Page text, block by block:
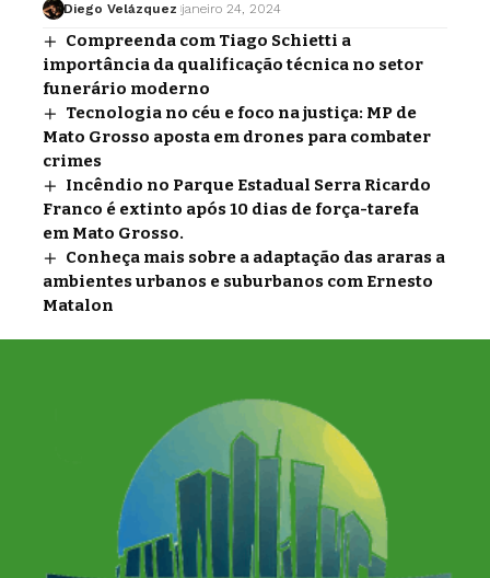
Diego Velázquez janeiro 24, 2024
Compreenda com Tiago Schietti a
importância da qualificação técnica no setor
funerário moderno
Tecnologia no céu e foco na justiça: MP de
Mato Grosso aposta em drones para combater
crimes
Incêndio no Parque Estadual Serra Ricardo
Franco é extinto após 10 dias de força-tarefa
em Mato Grosso.
Conheça mais sobre a adaptação das araras a
ambientes urbanos e suburbanos com Ernesto
Matalon